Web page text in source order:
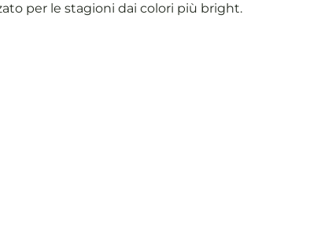
per le stagioni dai colori più bright.